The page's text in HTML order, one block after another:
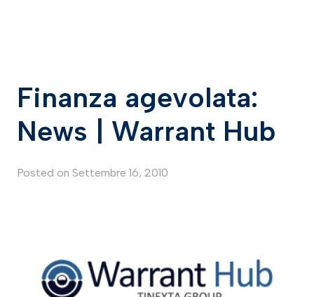
Finanza agevolata:
News | Warrant Hub
Posted on Settembre 16, 2010